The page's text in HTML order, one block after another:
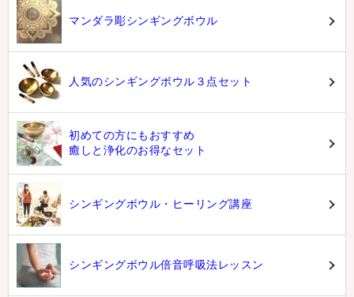
マンダラ彫シンギングボウル
人気のシンギングボウル３点セット
初めての方にもおすすめ
癒しと浄化のお得なセット
シンギングボウル・ヒーリング講座
シンギングボウル倍音呼吸法レッスン